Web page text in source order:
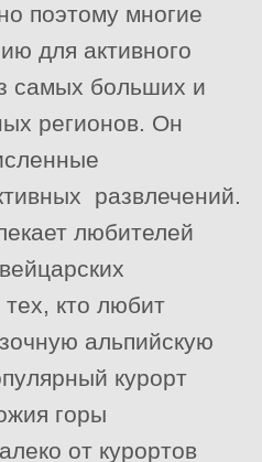
поэтому многие
для активного
самых больших и
регионов. Он
развлечений.
любителей
кто любит
альпийскую
курорт
горы
от курортов